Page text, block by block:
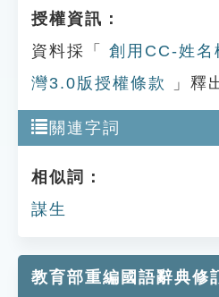
授權資訊：
資料採「
創用CC-姓
灣3.0版授權條款
」釋
關連字詞
相似詞：
謀生
教育部重編國語辭典修